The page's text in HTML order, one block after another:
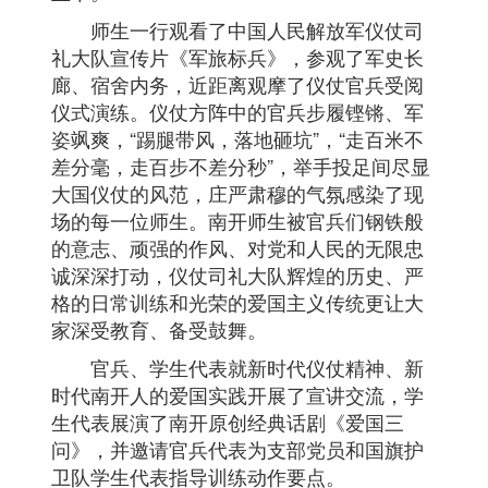
师生一行观看了中国人民解放军仪仗司
礼大队宣传片《军旅标兵》，参观了军史长
廊、宿舍内务，近距离观摩了仪仗官兵受阅
仪式演练。仪仗方阵中的官兵步履铿锵、军
姿飒爽，“踢腿带风，落地砸坑”，“走百米不
差分毫，走百步不差分秒”，举手投足间尽显
大国仪仗的风范，庄严肃穆的气氛感染了现
场的每一位师生。南开师生被官兵们钢铁般
的意志、顽强的作风、对党和人民的无限忠
诚深深打动，仪仗司礼大队辉煌的历史、严
格的日常训练和光荣的爱国主义传统更让大
家深受教育、备受鼓舞。
官兵、学生代表就新时代仪仗精神、新
时代南开人的爱国实践开展了宣讲交流，学
生代表展演了南开原创经典话剧《爱国三
问》，并邀请官兵代表为支部党员和国旗护
卫队学生代表指导训练动作要点。